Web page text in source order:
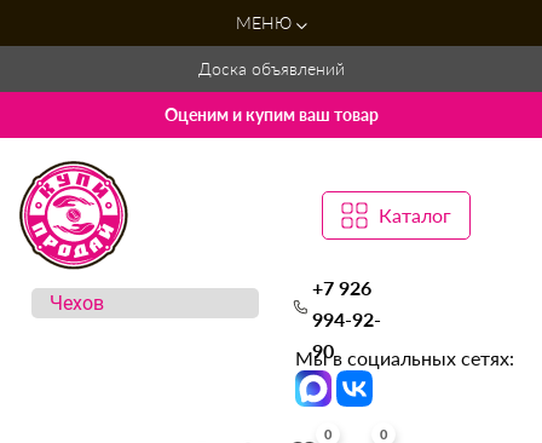
МЕНЮ
Доска объявлений
Оценим и купим ваш товар
Каталог
+7 926
994-92-
90
Мы в социальных сетях:
0 0